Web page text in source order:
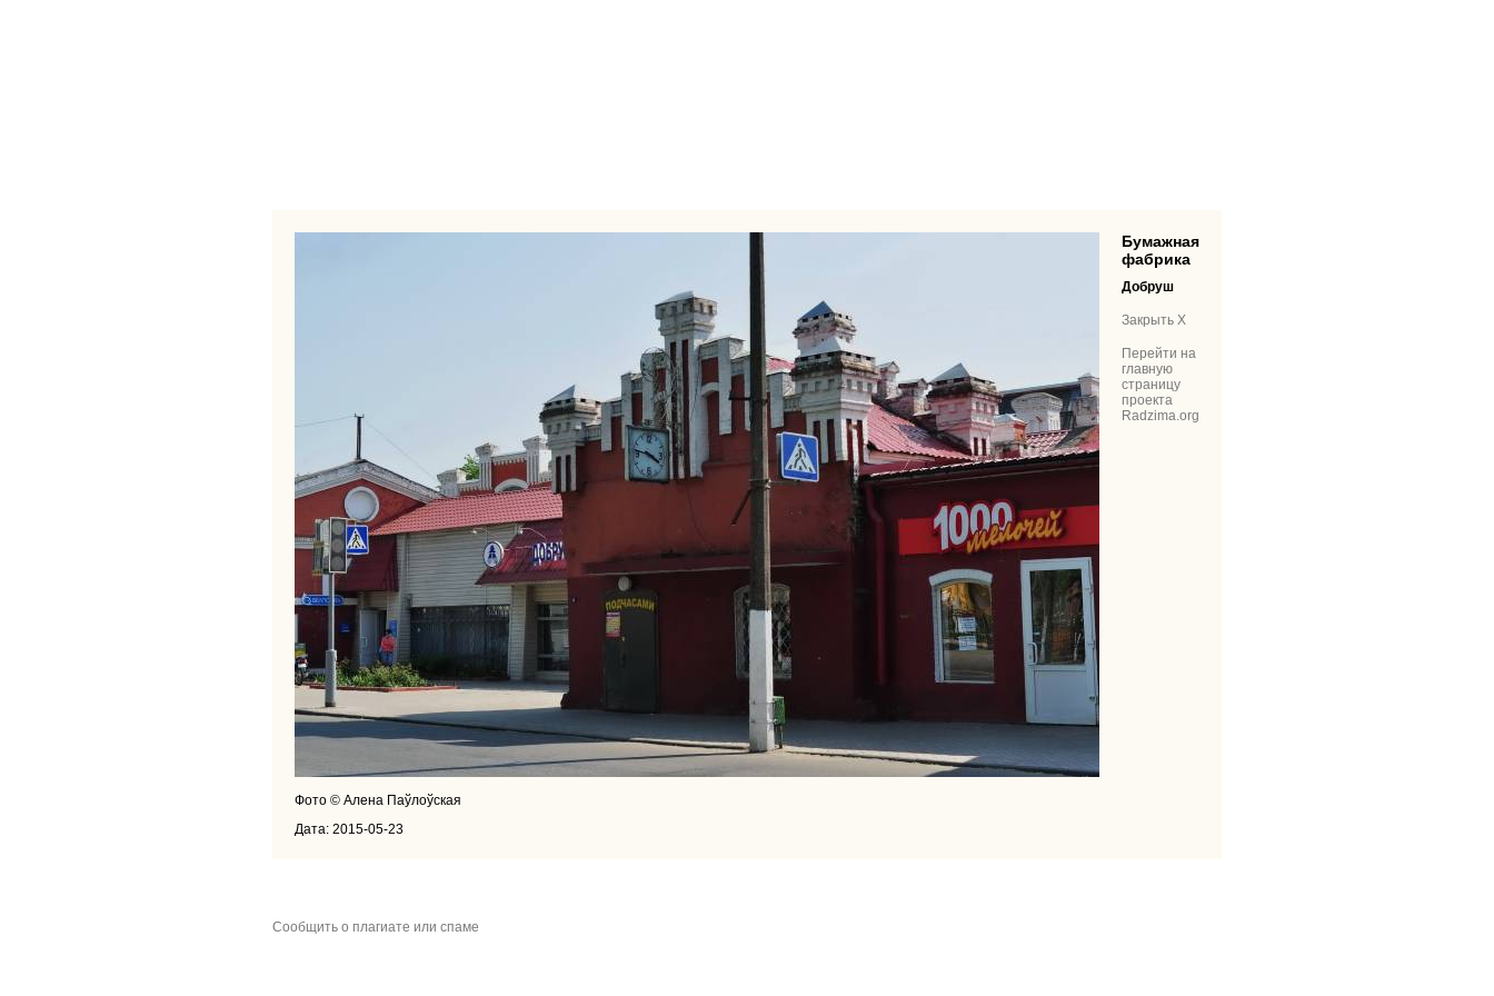
Фото © Алена Паўлоўская
Дата: 2015-05-23
Бумажная
фабрика
Добруш
Закрыть X
Перейти на
главную
страницу
проекта
Radzima.org
Сообщить о плагиате или спаме